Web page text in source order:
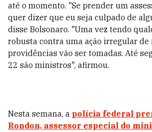
até o momento. "Se prender um
quer dizer que eu seja culpado de
disse Bolsonaro. "Uma vez tendo
robusta contra uma ação irregular de
providências vão ser tomadas. Até
22 são ministros", afirmou.
Nesta semana, a polícia federal
Rondon, assessor especial do